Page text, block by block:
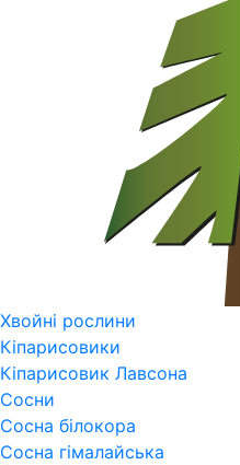
Хвойні рослини
Кіпарисовики
Кіпарисовик Лавсона
Сосни
Сосна білокора
Сосна гімалайська